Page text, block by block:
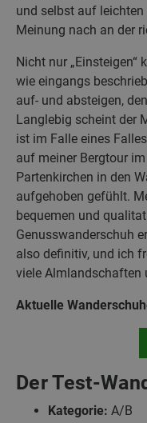
und selbst auf
Meinung nach an der
Nicht nur
wie eingangs
auf- und absteigen,
Langlebig scheint der
ist im Falle eines
auf meiner Bergtour
Partenkirchen in den
aufgehoben gefühlt.
bequemen und
Genusswanderschuh
also definitiv, und ich
viele Almlandschaften
Aktuelle
Der Test-
Kategorie: A/B